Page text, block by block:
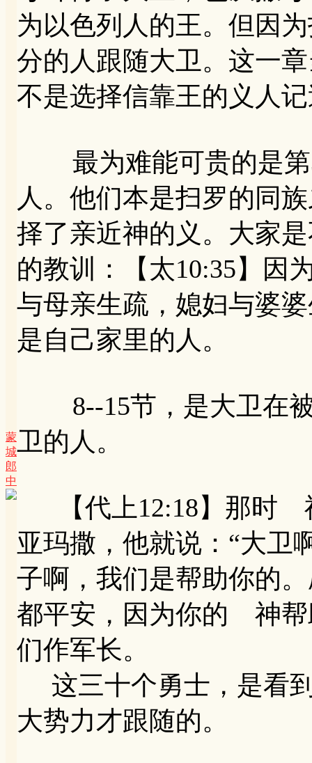
蒙
城
郎
中
为以色列人的王。但因
分的人跟随大卫。这一
不是选择信靠王的义人
最为难能可贵的是第
人。他们本是扫罗的同
择了亲近神的义。大家
的教训：【太10:35】因
与母亲生疏，媳妇与婆
是自己家里的人。
8--15节，是大卫在被
卫的人。
【代上12:18】那时
亚玛撒，他就说：“大卫
子啊，我们是帮助你的
都平安，因为你的 神帮
们作军长。
这三十个勇士，是看
大势力才跟随的。